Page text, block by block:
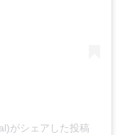
がシェアした投稿